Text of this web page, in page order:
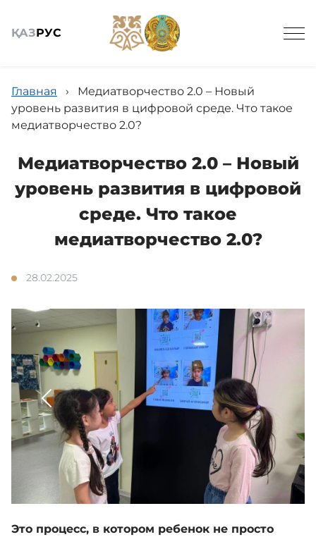
ҚАЗРУС
Общие сведения
Медиа
Комплаенс-офицер
Обратная связь
Адалдық алаңы
Главная ›
Медиатворчество 2.0 – Новый
уровень развития в цифровой среде. Что такое
медиатворчество 2.0?
Медиатворчество 2.0 – Новый
уровень развития в цифровой
среде. Что такое
медиатворчество 2.0?
28.02.2025
Это процесс, в котором ребенок не просто